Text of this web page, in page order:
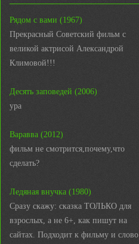
Рядом с вами (1967)
Прекрасный Советский фильм с
великой актрисой Александрой
Климовой!!!
Десять заповедей (2006)
ура
Варавва (2012)
фильм не смотрится,почему,что
сделать?
Ледяная внучка (1980)
Сразу скажу: сказка ТОЛЬКО для
взрослых, а не 6+, как пишут на
сайтах. Подходит к фильму и слово